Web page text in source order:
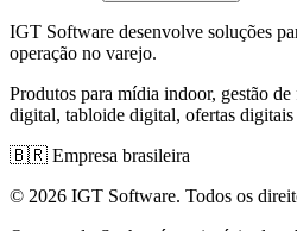
IGT Software desenvolve soluções
operação no varejo.
Produtos para mídia indoor, gestão
digital, tabloide digital, ofertas
🇧🇷 Empresa brasileira
© 2026 IGT Software. Todos os